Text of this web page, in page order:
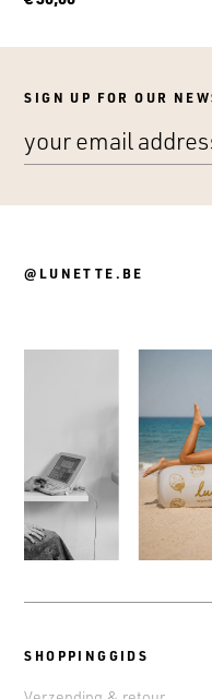
SIGN UP FOR OUR
@LUNETTE.BE
SHOPPINGGIDS